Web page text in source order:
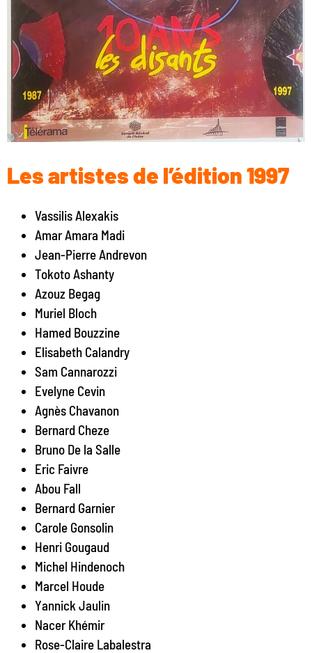
Les artistes de l’édition 1997
Vassilis Alexakis
Amar Amara Madi
Jean-Pierre Andrevon
Tokoto Ashanty
Azouz Begag
Muriel Bloch
Hamed Bouzzine
Elisabeth Calandry
Sam Cannarozzi
Evelyne Cevin
Agnès Chavanon
Bernard Cheze
Bruno De la Salle
Eric Faivre
Abou Fall
Bernard Garnier
Carole Gonsolin
Henri Gougaud
Michel Hindenoch
Marcel Houde
Yannick Jaulin
Nacer Khémir
Rose-Claire Labalestra